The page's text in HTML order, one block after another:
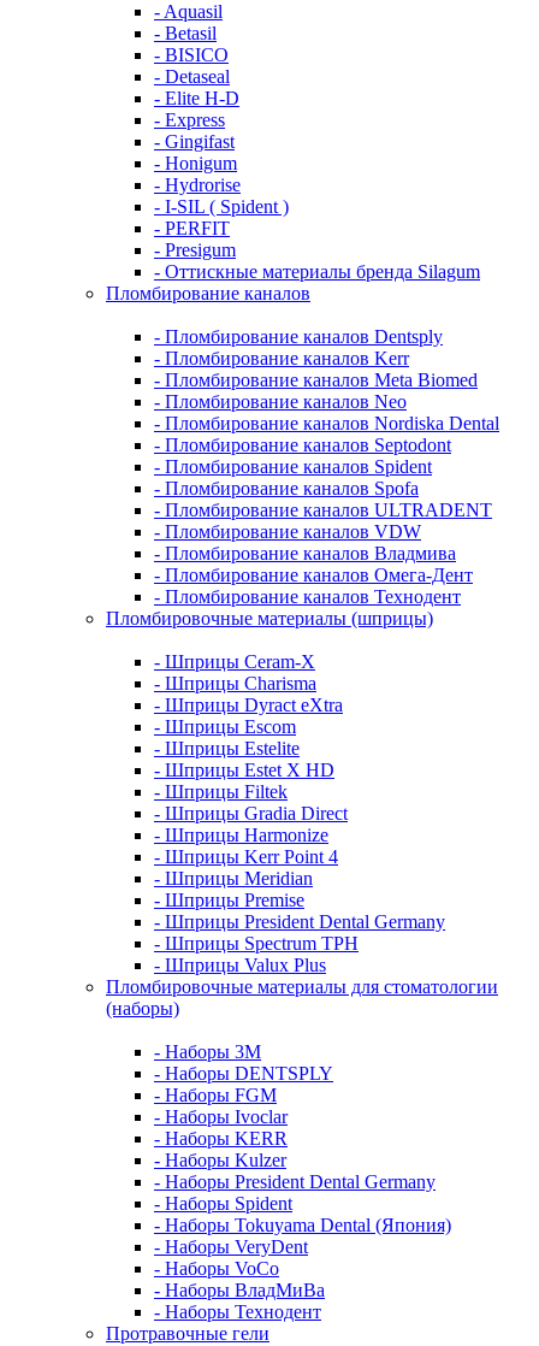
- Aquasil
- Betasil
- BISICO
- Detaseal
- Elite H-D
- Express
- Gingifast
- Honigum
- Hydrorise
- I-SIL ( Spident )
- PERFIT
- Presigum
- Оттискные материалы бренда Silagum
Пломбирование каналов
- Пломбирование каналов Dentsply
- Пломбирование каналов Kerr
- Пломбирование каналов Meta Biomed
- Пломбирование каналов Neo
- Пломбирование каналов Nordiska Dental
- Пломбирование каналов Septodont
- Пломбирование каналов Spident
- Пломбирование каналов Spofa
- Пломбирование каналов ULTRADENT
- Пломбирование каналов VDW
- Пломбирование каналов Владмива
- Пломбирование каналов Омега-Дент
- Пломбирование каналов Технодент
Пломбировочные материалы (шприцы)
- Шприцы Ceram-X
- Шприцы Charisma
- Шприцы Dyract eXtra
- Шприцы Escom
- Шприцы Estelite
- Шприцы Estet X HD
- Шприцы Filtek
- Шприцы Gradia Direct
- Шприцы Harmonize
- Шприцы Kerr Point 4
- Шприцы Meridian
- Шприцы Premise
- Шприцы President Dental Germany
- Шприцы Spectrum TPH
- Шприцы Valux Plus
Пломбировочные материалы для стоматологии
(наборы)
- Наборы 3М
- Наборы DENTSPLY
- Наборы FGM
- Наборы Ivoclar
- Наборы KERR
- Наборы Kulzer
- Наборы President Dental Germany
- Наборы Spident
- Наборы Tokuyama Dental (Япония)
- Наборы VeryDent
- Наборы VoCo
- Наборы ВладМиВа
- Наборы Технодент
Протравочные гели